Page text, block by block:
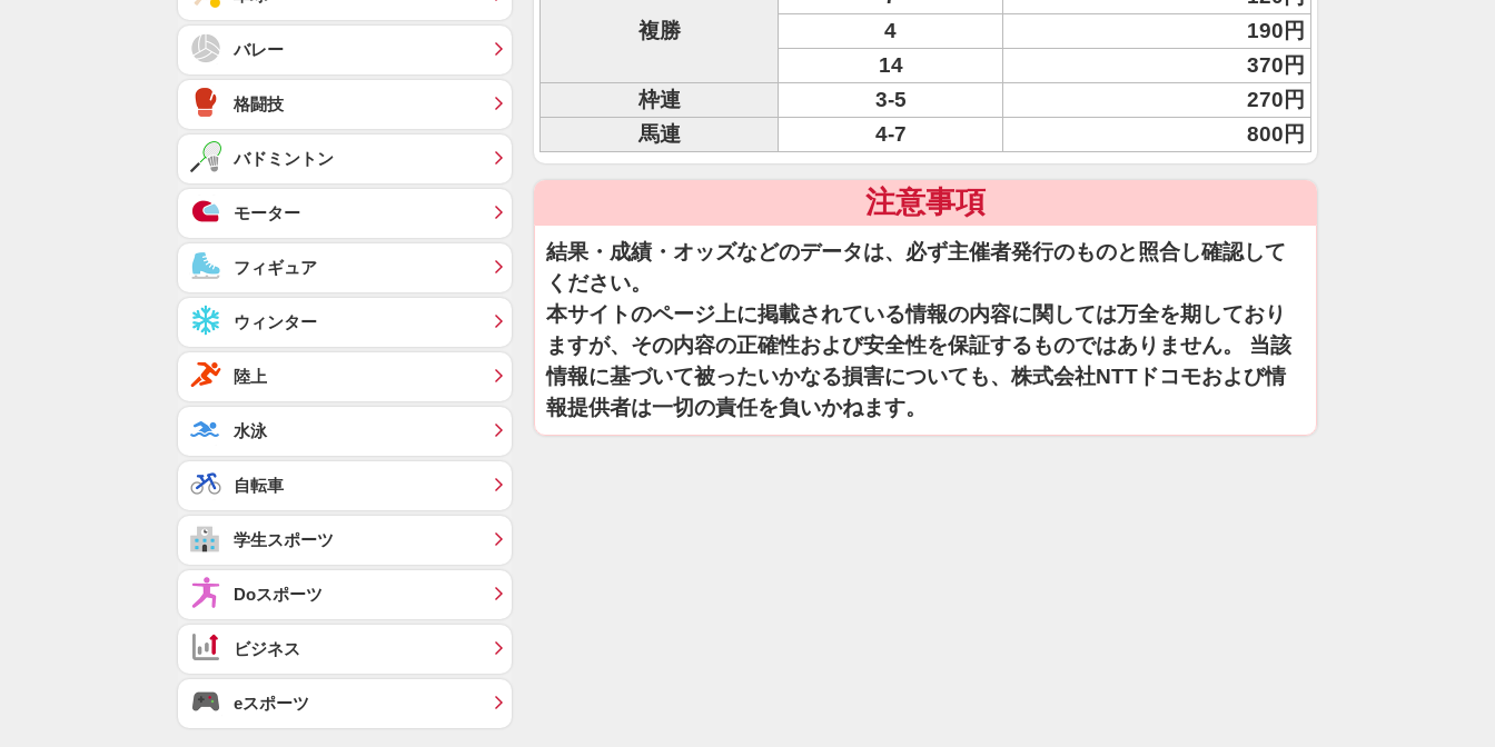
複勝
4
190円
14
370円
枠連
3-5
270円
馬連
4-7 800円
注意事項
結果・成績・オッズなどのデータは、必ず主催者発行のものと照合し確認して
ください。
本サイトのページ上に掲載されている情報の内容に関しては万全を期しており
ますが、その内容の正確性および安全性を保証するものではありません。 当該
情報に基づいて被ったいかなる損害についても、株式会社NTTドコモおよび情
報提供者は一切の責任を負いかねます。
バレー
格闘技
バドミントン
モーター
フィギュア
ウィンター
陸上
水泳
自転車
学生スポーツ
Doスポーツ
ビジネス
eスポーツ